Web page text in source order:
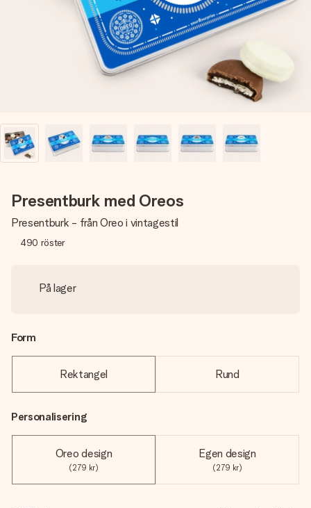
namn, ditt foto eller ett meddelande som verkligen berör
hennes hjärta. Inget krångel, bara med all kärlek för stunden.
Presentburk med Oreos
Presentburk - från Oreo i vintagestil
490 röster
På lager
Form
Rektangel Rund
Personalisering
Oreo design
(279 kr)
Egen design
(279 kr)